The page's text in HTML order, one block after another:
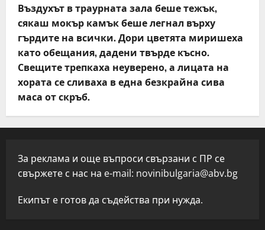
Въздухът в траурната зала беше тежък,
сякаш мокър камък беше легнал върху
гърдите на всички. Дори цветята миришеха
като обещания, дадени твърде късно.
Свещите трепкаха неуверено, а лицата на
хората се сливаха в една безкрайна сива
маса от скръб.
За реклама и още въпроси свързани с ПР се
свържете с нас на e-mail: novinibulgaria@abv.bg
Екипът е готов да съдейства при нужда.